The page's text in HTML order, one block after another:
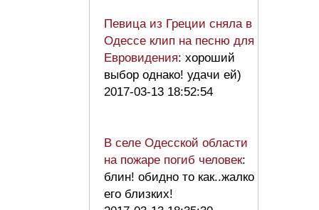
Певица из Греции сняла в
Одессе клип на песню для
Евровидения: хороший
выбор однако! удачи ей)
2017-03-13 18:52:54
В селе Одесской области
на пожаре погиб человек:
блин! обидно то как..жалко
его близких!